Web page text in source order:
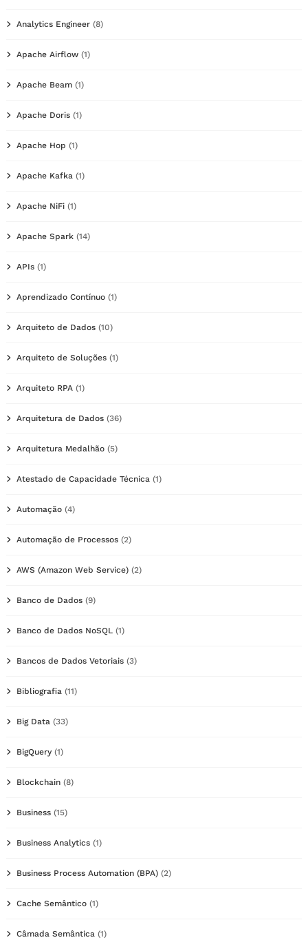
Analytics Engineer (8)
Apache Airflow (1)
Apache Beam (1)
Apache Doris (1)
Apache Hop (1)
Apache Kafka (1)
Apache NiFi (1)
Apache Spark (14)
APIs (1)
Aprendizado Contínuo (1)
Arquiteto de Dados (10)
Arquiteto de Soluções (1)
Arquiteto RPA (1)
Arquitetura de Dados (36)
Arquitetura Medalhão (5)
Atestado de Capacidade Técnica (1)
Automação (4)
Automação de Processos (2)
AWS (Amazon Web Service) (2)
Banco de Dados (9)
Banco de Dados NoSQL (1)
Bancos de Dados Vetoriais (3)
Bibliografia (11)
Big Data (33)
BigQuery (1)
Blockchain (8)
Business (15)
Business Analytics (1)
Business Process Automation (BPA) (2)
Cache Semântico (1)
Câmada Semântica (1)